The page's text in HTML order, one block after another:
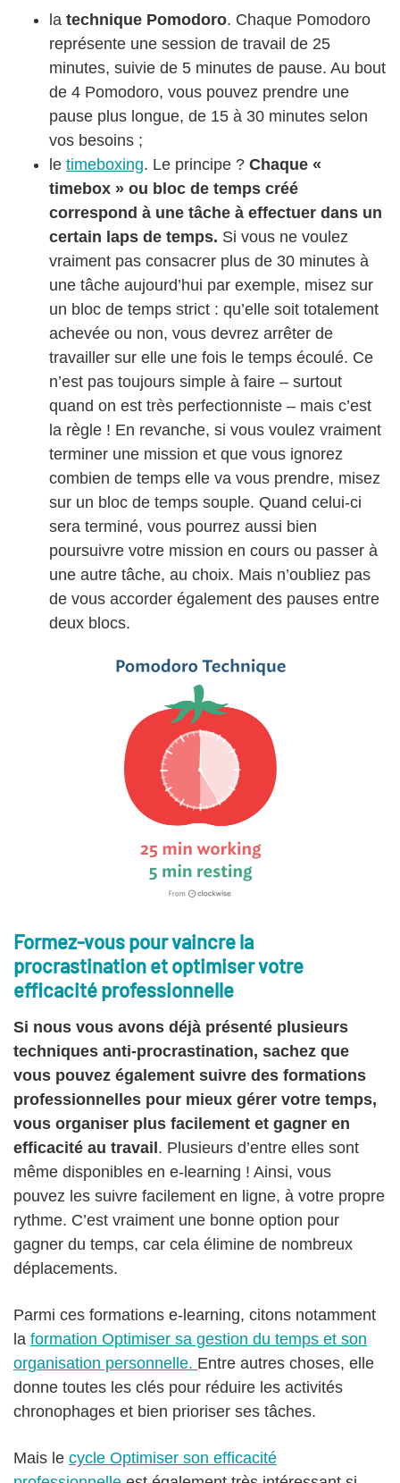
la technique Pomodoro. Chaque Pomodoro
représente une session de travail de 25
minutes, suivie de 5 minutes de pause. Au bout
de 4 Pomodoro, vous pouvez prendre une
pause plus longue, de 15 à 30 minutes selon
vos besoins ;
le timeboxing. Le principe ? Chaque «
timebox » ou bloc de temps créé
correspond à une tâche à effectuer dans un
certain laps de temps. Si vous ne voulez
vraiment pas consacrer plus de 30 minutes à
une tâche aujourd’hui par exemple, misez sur
un bloc de temps strict : qu’elle soit totalement
achevée ou non, vous devrez arrêter de
travailler sur elle une fois le temps écoulé. Ce
n’est pas toujours simple à faire – surtout
quand on est très perfectionniste – mais c’est
la règle ! En revanche, si vous voulez vraiment
terminer une mission et que vous ignorez
combien de temps elle va vous prendre, misez
sur un bloc de temps souple. Quand celui-ci
sera terminé, vous pourrez aussi bien
poursuivre votre mission en cours ou passer à
une autre tâche, au choix. Mais n’oubliez pas
de vous accorder également des pauses entre
deux blocs.
Formez-vous pour vaincre la
procrastination et optimiser votre
efficacité professionnelle
Si nous vous avons déjà présenté plusieurs
techniques anti-procrastination, sachez que
vous pouvez également suivre des formations
professionnelles pour mieux gérer votre temps,
vous organiser plus facilement et gagner en
efficacité au travail . Plusieurs d’entre elles sont
même disponibles en e-learning ! Ainsi, vous
pouvez les suivre facilement en ligne, à votre propre
rythme. C’est vraiment une bonne option pour
gagner du temps, car cela élimine de nombreux
déplacements.
Parmi ces formations e-learning, citons notamment
la formation Optimiser sa gestion du temps et son
organisation personnelle. Entre autres choses, elle
donne toutes les clés pour réduire les activités
chronophages et bien prioriser ses tâches.
Mais le cycle Optimiser son efficacité